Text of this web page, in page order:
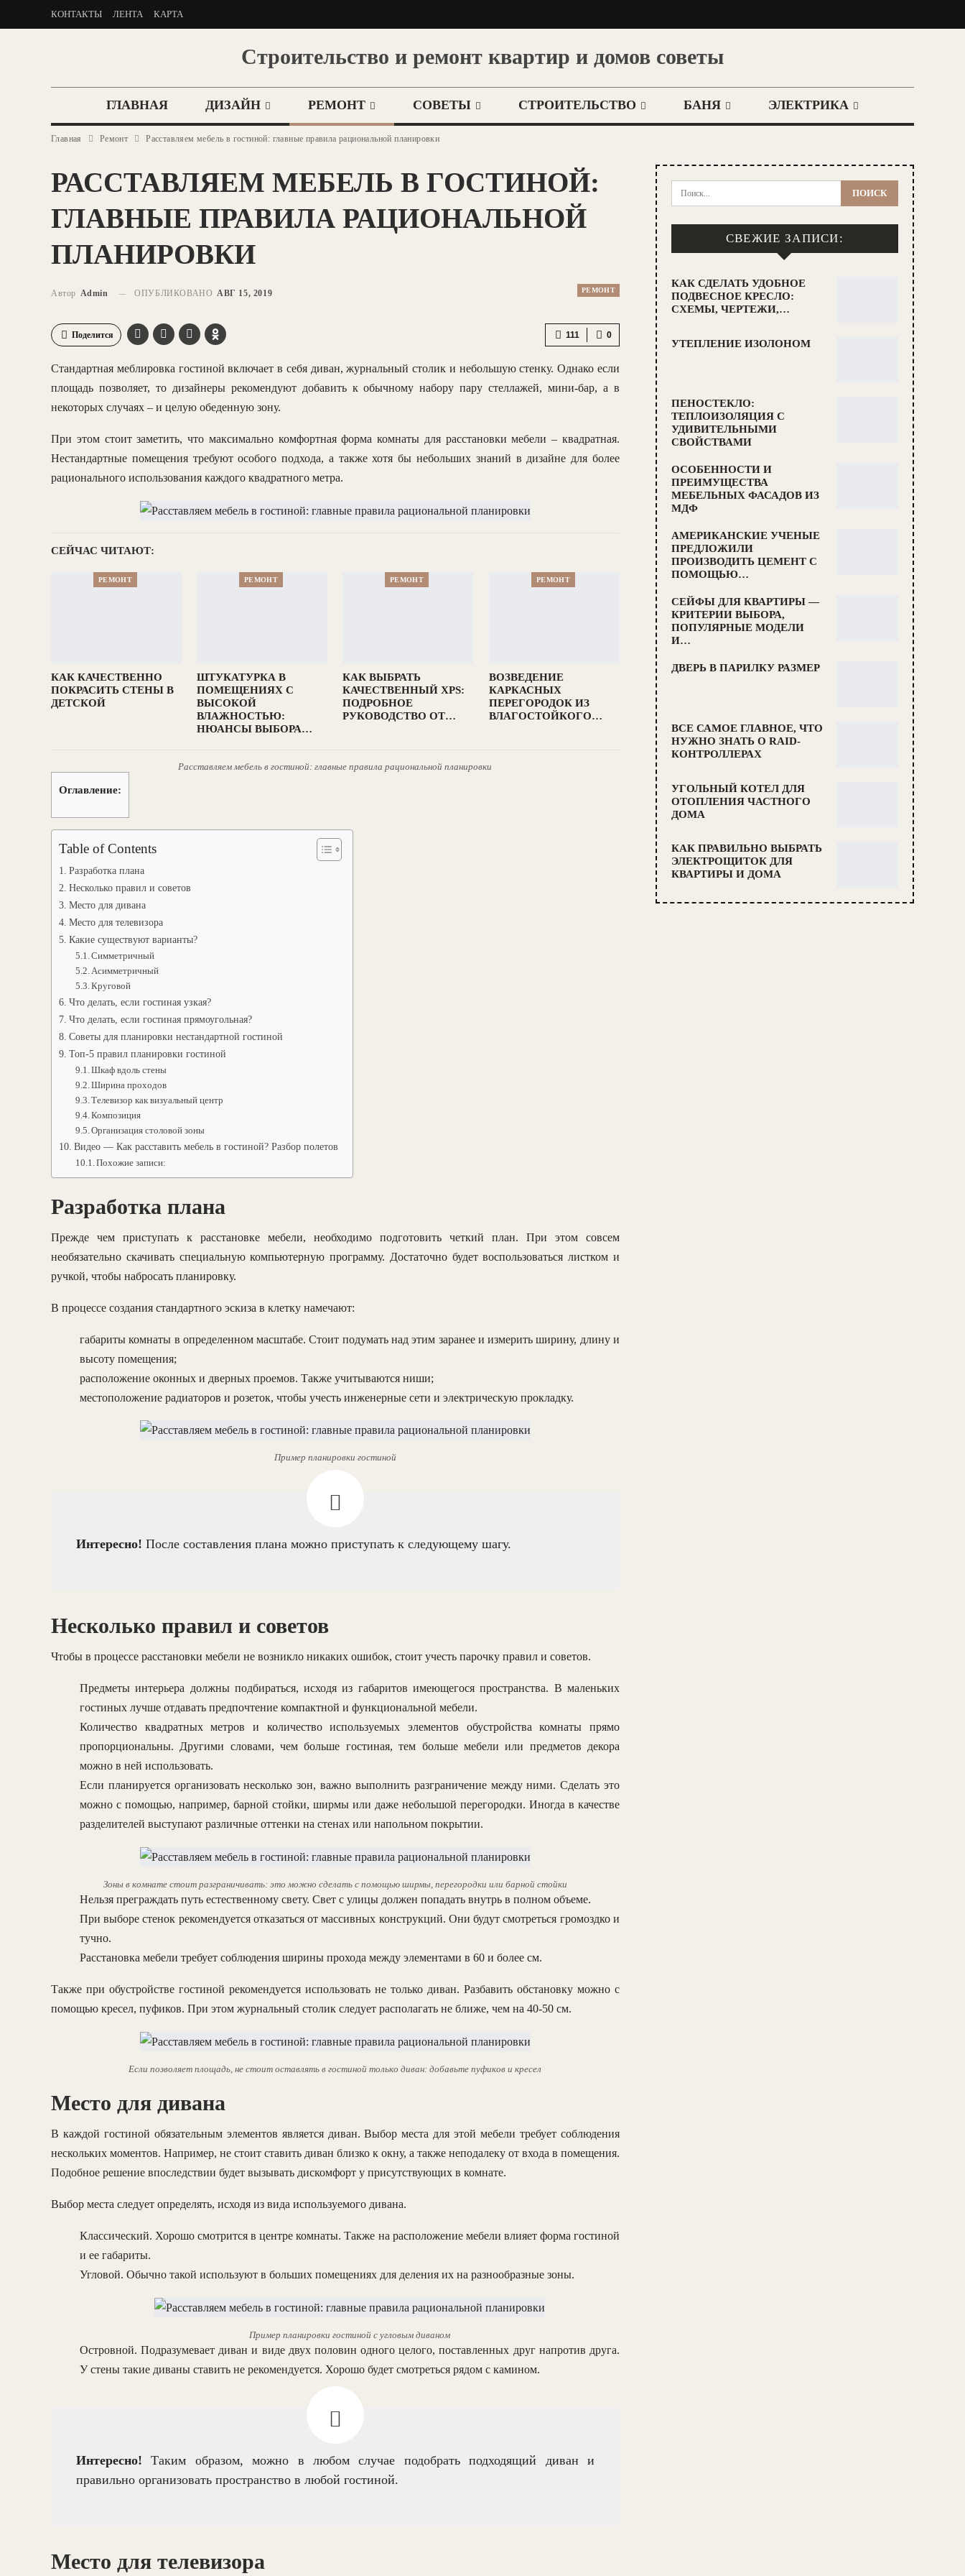
КОНТАКТЫ ЛЕНТА КАРТА
Строительство и ремонт квартир и домов советы
ГЛАВНАЯ ДИЗАЙН РЕМОНТ СОВЕТЫ СТРОИТЕЛЬСТВО БАНЯ ЭЛЕКТРИКА
Главная Ремонт Расставляем мебель в гостиной: главные правила рациональной планировки
РАССТАВЛЯЕМ МЕБЕЛЬ В ГОСТИНОЙ:
ГЛАВНЫЕ ПРАВИЛА РАЦИОНАЛЬНОЙ
ПЛАНИРОВКИ
РЕМОНТ
Автор Admin ОПУБЛИКОВАНО АВГ 15, 2019
0
111
Поделится
Стандартная меблировка гостиной включает в себя диван, журнальный столик и небольшую стенку. Однако если
площадь позволяет, то дизайнеры рекомендуют добавить к обычному набору пару стеллажей, мини-бар, а в
некоторых случаях – и целую обеденную зону.
При этом стоит заметить, что максимально комфортная форма комнаты для расстановки мебели – квадратная.
Нестандартные помещения требуют особого подхода, а также хотя бы небольших знаний в дизайне для более
рационального использования каждого квадратного метра.
СЕЙЧАС ЧИТАЮТ:
РЕМОНТ
КАК КАЧЕСТВЕННО
ПОКРАСИТЬ СТЕНЫ В
ДЕТСКОЙ
РЕМОНТ
ШТУКАТУРКА В
ПОМЕЩЕНИЯХ С
ВЫСОКОЙ
ВЛАЖНОСТЬЮ:
НЮАНСЫ ВЫБОРА…
РЕМОНТ
КАК ВЫБРАТЬ
КАЧЕСТВЕННЫЙ XPS:
ПОДРОБНОЕ
РУКОВОДСТВО ОТ…
РЕМОНТ
ВОЗВЕДЕНИЕ
КАРКАСНЫХ
ПЕРЕГОРОДОК ИЗ
ВЛАГОСТОЙКОГО…
Расставляем мебель в гостиной: главные правила рациональной планировки
Оглавление:
Table of Contents
Разработка плана
Несколько правил и советов
Место для дивана
Место для телевизора
Какие существуют варианты?
Симметричный
Асимметричный
Круговой
Что делать, если гостиная узкая?
Что делать, если гостиная прямоугольная?
Советы для планировки нестандартной гостиной
Топ-5 правил планировки гостиной
Шкаф вдоль стены
Ширина проходов
Телевизор как визуальный центр
Композиция
Организация столовой зоны
Видео — Как расставить мебель в гостиной? Разбор полетов
Похожие записи:
Разработка плана
Прежде чем приступать к расстановке мебели, необходимо подготовить четкий план. При этом совсем
необязательно скачивать специальную компьютерную программу. Достаточно будет воспользоваться листком и
ручкой, чтобы набросать планировку.
В процессе создания стандартного эскиза в клетку намечают:
габариты комнаты в определенном масштабе. Стоит подумать над этим заранее и измерить ширину, длину и
высоту помещения;
расположение оконных и дверных проемов. Также учитываются ниши;
местоположение радиаторов и розеток, чтобы учесть инженерные сети и электрическую прокладку.
Пример планировки гостиной
Интересно! После составления плана можно приступать к следующему шагу.
Несколько правил и советов
Чтобы в процессе расстановки мебели не возникло никаких ошибок, стоит учесть парочку правил и советов.
Предметы интерьера должны подбираться, исходя из габаритов имеющегося пространства. В маленьких
гостиных лучше отдавать предпочтение компактной и функциональной мебели.
Количество квадратных метров и количество используемых элементов обустройства комнаты прямо
пропорциональны. Другими словами, чем больше гостиная, тем больше мебели или предметов декора
можно в ней использовать.
Если планируется организовать несколько зон, важно выполнить разграничение между ними. Сделать это
можно с помощью, например, барной стойки, ширмы или даже небольшой перегородки. Иногда в качестве
разделителей выступают различные оттенки на стенах или напольном покрытии.
Зоны в комнате стоит разграничивать: это можно сделать с помощью ширмы, перегородки или барной стойки
Нельзя преграждать путь естественному свету. Свет с улицы должен попадать внутрь в полном объеме.
При выборе стенок рекомендуется отказаться от массивных конструкций. Они будут смотреться громоздко и
тучно.
Расстановка мебели требует соблюдения ширины прохода между элементами в 60 и более см.
Также при обустройстве гостиной рекомендуется использовать не только диван. Разбавить обстановку можно с
помощью кресел, пуфиков. При этом журнальный столик следует располагать не ближе, чем на 40-50 см.
Если позволяет площадь, не стоит оставлять в гостиной только диван: добавьте пуфиков и кресел
Место для дивана
В каждой гостиной обязательным элементов является диван. Выбор места для этой мебели требует соблюдения
нескольких моментов. Например, не стоит ставить диван близко к окну, а также неподалеку от входа в помещения.
Подобное решение впоследствии будет вызывать дискомфорт у присутствующих в комнате.
Выбор места следует определять, исходя из вида используемого дивана.
Классический. Хорошо смотрится в центре комнаты. Также на расположение мебели влияет форма гостиной
и ее габариты.
Угловой. Обычно такой используют в больших помещениях для деления их на разнообразные зоны.
Пример планировки гостиной с угловым диваном
Островной. Подразумевает диван и виде двух половин одного целого, поставленных друг напротив друга.
У стены такие диваны ставить не рекомендуется. Хорошо будет смотреться рядом с камином.
Интересно! Таким образом, можно в любом случае подобрать подходящий диван и
правильно организовать пространство в любой гостиной.
Место для телевизора
СВЕЖИЕ ЗАПИСИ:
КАК СДЕЛАТЬ УДОБНОЕ
ПОДВЕСНОЕ КРЕСЛО:
СХЕМЫ, ЧЕРТЕЖИ,…
УТЕПЛЕНИЕ ИЗОЛОНОМ
ПЕНОСТЕКЛО:
ТЕПЛОИЗОЛЯЦИЯ С
УДИВИТЕЛЬНЫМИ
СВОЙСТВАМИ
ОСОБЕННОСТИ И
ПРЕИМУЩЕСТВА
МЕБЕЛЬНЫХ ФАСАДОВ ИЗ
МДФ
АМЕРИКАНСКИЕ УЧЕНЫЕ
ПРЕДЛОЖИЛИ
ПРОИЗВОДИТЬ ЦЕМЕНТ С
ПОМОЩЬЮ…
СЕЙФЫ ДЛЯ КВАРТИРЫ —
КРИТЕРИИ ВЫБОРА,
ПОПУЛЯРНЫЕ МОДЕЛИ
И…
ДВЕРЬ В ПАРИЛКУ РАЗМЕР
ВСЕ САМОЕ ГЛАВНОЕ, ЧТО
НУЖНО ЗНАТЬ О RAID-
КОНТРОЛЛЕРАХ
УГОЛЬНЫЙ КОТЕЛ ДЛЯ
ОТОПЛЕНИЯ ЧАСТНОГО
ДОМА
КАК ПРАВИЛЬНО ВЫБРАТЬ
ЭЛЕКТРОЩИТОК ДЛЯ
КВАРТИРЫ И ДОМА